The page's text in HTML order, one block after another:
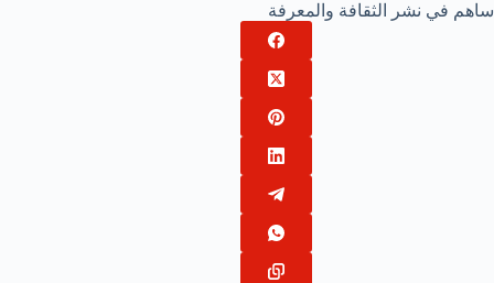
ساهم في نشر الثقافة والمعرفة